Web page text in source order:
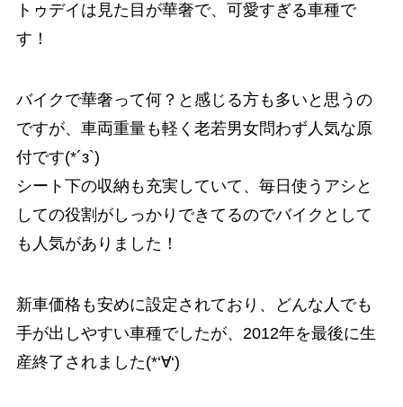
トゥデイは見た目が華奢で、可愛すぎる車種で
す！
バイクで華奢って何？と感じる方も多いと思うの
ですが、車両重量も軽く老若男女問わず人気な原
付です(*´з`)
シート下の収納も充実していて、毎日使うアシと
しての役割がしっかりできてるのでバイクとして
も人気がありました！
新車価格も安めに設定されており、どんな人でも
手が出しやすい車種でしたが、2012年を最後に生
産終了されました(*‘∀‘)